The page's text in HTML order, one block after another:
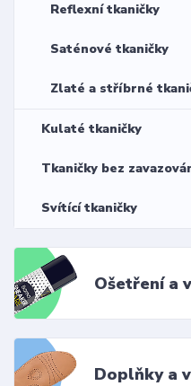
Reflexní tkaničky
Saténové tkaničky
Zlaté a stříbrné
Kulaté tkaničky
Tkaničky bez
Svítící tkaničky
Ošetření a
Doplňky a